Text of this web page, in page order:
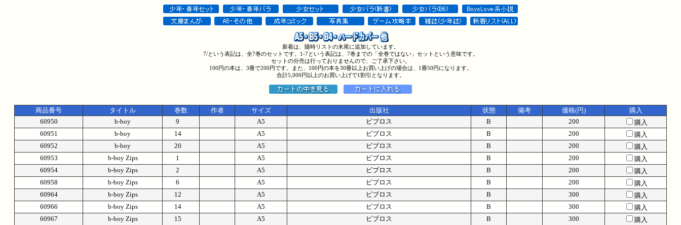
新着は、随時リストの末尾に追加しています。
7/という表記は、全7巻のセットです。1-7という表記は、7巻までの「全巻ではない」セットという意味です。
セットの分売は行っておりませんので、ご了承下さい。
100円の本は、3冊で200円です。また、100円の本を30冊以上お買い上げの場合は、1冊50円になります。
合計5,000円以上のお買い上げで1割引となります。
商品番号 タイトル 巻数 作者 サイズ 出版社 状態 備考 価格(円)
購入
60950
b-boy 9 A5 ビブロス B 200
購入
60951
b-boy 14 A5 ビブロス B 200
購入
60952
b-boy 20 A5 ビブロス B 200
購入
60953
b-boy Zips 1 A5 ビブロス B 200
購入
60954
b-boy Zips 2 A5 ビブロス B 200
購入
60958
b-boy Zips 6 A5 ビブロス B 200
購入
60964
b-boy Zips 12 A5 ビブロス B 300
購入
60966
b-boy Zips 14 A5 ビブロス B 300
購入
60967
b-boy Zips 15 A5 ビブロス B 300
購入